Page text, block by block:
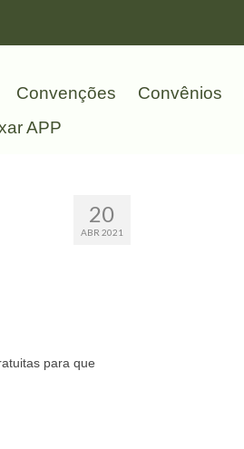
Convenções Convênios
APP
20
ABR 2021
para que